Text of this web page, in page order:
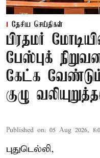
தேசிய செய்திகள்
பிரதமர்
பேஸ்புக்
கேட்க
குழு
Published on: 05 Aug 2026,
புதுடெல்லி,